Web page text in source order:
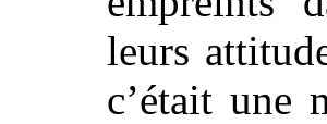
leurs
c’était une